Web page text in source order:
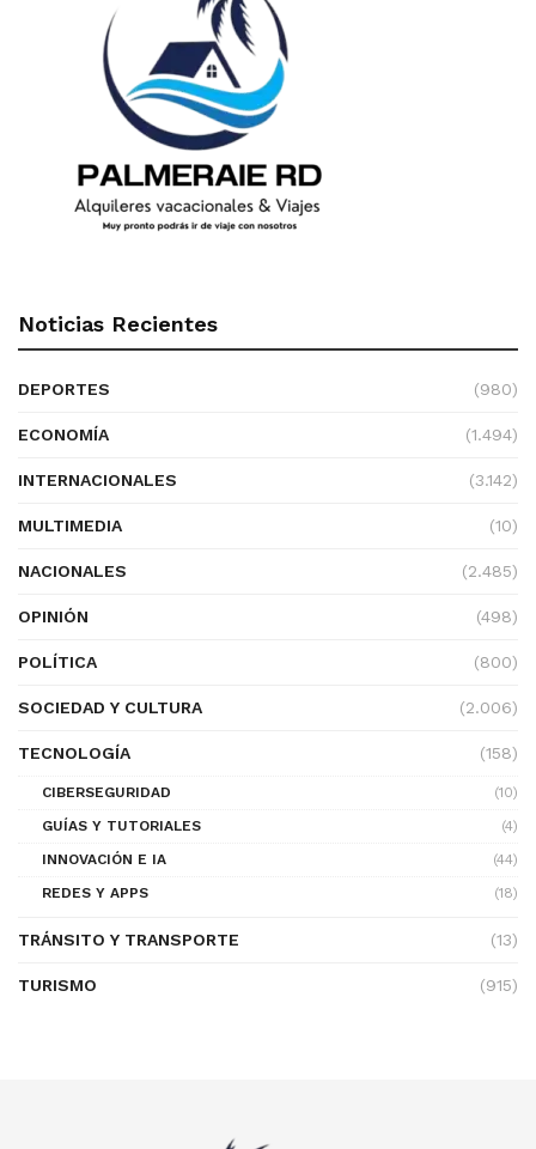
Noticias Recientes
DEPORTES (980)
ECONOMÍA (1.494)
INTERNACIONALES (3.142)
MULTIMEDIA (10)
NACIONALES (2.485)
OPINIÓN (498)
POLÍTICA (800)
SOCIEDAD Y CULTURA (2.006)
TECNOLOGÍA (158)
CIBERSEGURIDAD
(10)
GUÍAS Y TUTORIALES
(4)
INNOVACIÓN E IA
(44)
REDES Y APPS
(18)
TRÁNSITO Y TRANSPORTE (13)
TURISMO (915)